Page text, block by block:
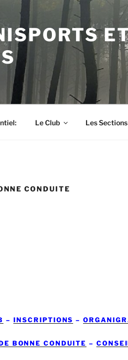
Le Club Les
CONDUITE
–INSCRIPTIONS –
BONNE CONDUITE –